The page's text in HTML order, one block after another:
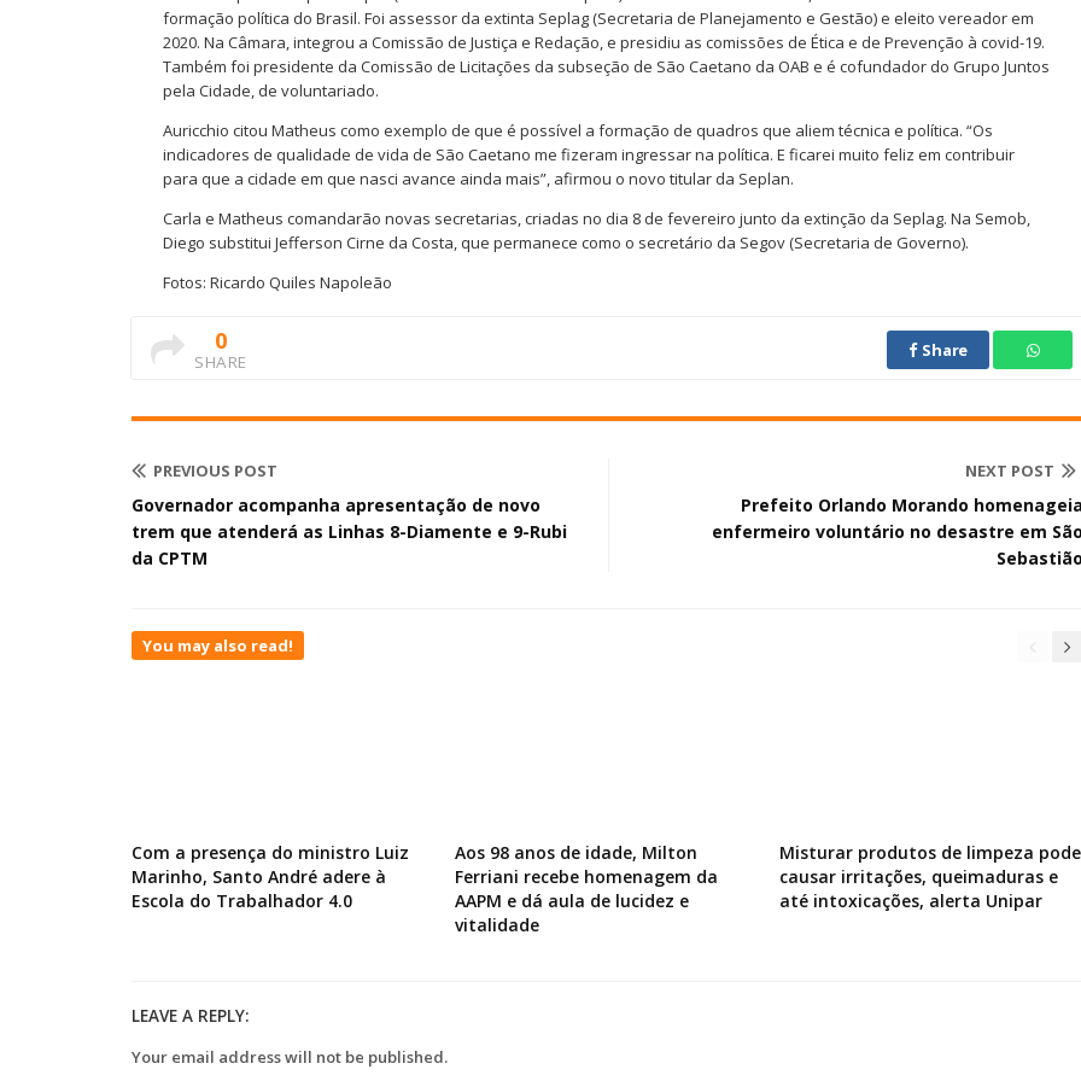
formação política do Brasil. Foi assessor da extinta Seplag (Secretaria de Planejamento e Gestão) e eleito vereador em
2020. Na Câmara, integrou a Comissão de Justiça e Redação, e presidiu as comissões de Ética e de Prevenção à covid-19.
Também foi presidente da Comissão de Licitações da subseção de São Caetano da OAB e é cofundador do Grupo Juntos
pela Cidade, de voluntariado.
Auricchio citou Matheus como exemplo de que é possível a formação de quadros que aliem técnica e política. “Os
indicadores de qualidade de vida de São Caetano me fizeram ingressar na política. E ficarei muito feliz em contribuir
para que a cidade em que nasci avance ainda mais”, afirmou o novo titular da Seplan.
Carla e Matheus comandarão novas secretarias, criadas no dia 8 de fevereiro junto da extinção da Seplag. Na Semob,
Diego substitui Jefferson Cirne da Costa, que permanece como o secretário da Segov (Secretaria de Governo).
Fotos: Ricardo Quiles Napoleão
0
SHARE
Share
PREVIOUS POST
Governador acompanha apresentação de novo
trem que atenderá as Linhas 8-Diamente e 9-Rubi
da CPTM
NEXT POST
Prefeito Orlando Morando
enfermeiro voluntário no desastre em
You may also read!
Com a presença do ministro Luiz
Marinho, Santo André adere à
Escola do Trabalhador 4.0
Aos 98 anos de idade, Milton
Ferriani recebe homenagem da
AAPM e dá aula de lucidez e
vitalidade
Misturar produtos de limpeza pode
causar irritações, queimaduras e
até intoxicações, alerta Unipar
LEAVE A REPLY:
Your email address will not be published.